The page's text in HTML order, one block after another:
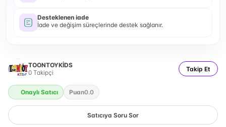
Desteklenen iade
İade ve değişim süreçlerinde destek sağlanır.
TOONTOYKİDS
0 Takipçi Takip Et
Onaylı Satıcı Puan0.0
Satıcıya Soru Sor